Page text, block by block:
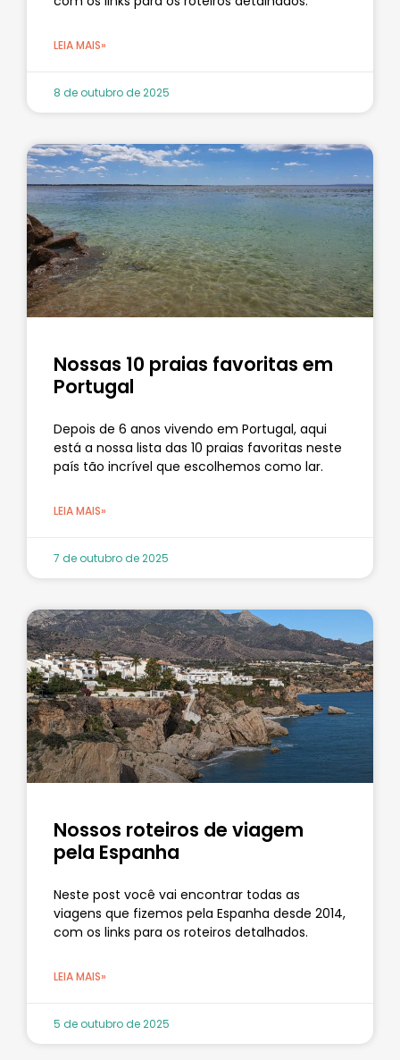
LEIA MAIS»
8 de outubro de 2025
Nossas 10 praias favoritas em
Portugal
Depois de 6 anos vivendo em Portugal, aqui
está a nossa lista das 10 praias favoritas neste
país tão incrível que escolhemos como lar.
LEIA MAIS»
7 de outubro de 2025
Nossos roteiros de viagem
pela Espanha
Neste post você vai encontrar todas as
viagens que fizemos pela Espanha desde 2014,
com os links para os roteiros detalhados.
LEIA MAIS»
5 de outubro de 2025